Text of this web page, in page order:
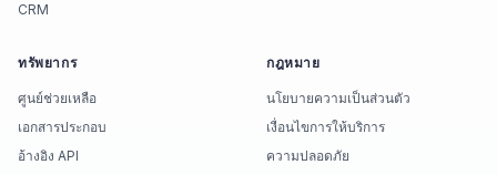
CRM
ทรัพยากร
ศูนย์ช่วยเหลือ
เอกสารประกอบ
อ้างอิง API
กฎหมาย
นโยบายความเป็นส่วนตัว
เงื่อนไขการให้บริการ
ความปลอดภัย